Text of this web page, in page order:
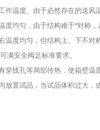
温度。由于必然存在的送风
度均匀，由于结构难于*对称
温度均匀，但结构上、下不
满安全阀足标准要求。
穿线孔等局部传热．使箱壁
置试品，当试品体积过大